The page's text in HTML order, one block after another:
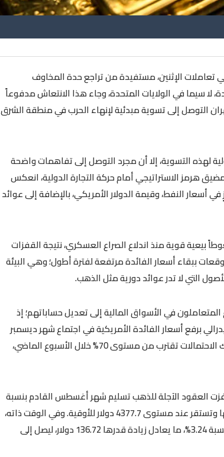
الإثنين، مستفيدة من تراجع حدة المخاوف
لا سيما في الولايات المتحدة، وجاء هذا الانتعاش مدفوعاً
التوصل إلى تسوية مبدئية لإنهاء الحرب في منطقة الشرق
لهذه التسوية، إلا أن مجرد التوصل إلى تفاهمات واضحة
هرمز الاستراتيجي أمام حركة التجارة الدولية، انعكس
النفط، وقيمة الدولار الأمريكي، بالإضافة إلى عوائد
بيعية قوية منذ اندلاع الصراع العسكري، نتيجة القفزات
ببقاء أسعار الفائدة مرتفعة لفترة أطول؛ وهي البيئة
التي لا تدر عوائد دورية مثل الذهب.
في الأسواق المالية إلى تعديل حساباتهم؛ إذ
برفع أسعار الفائدة الأمريكية في اجتماع شهر ديسمبر
المقبل لتصل إلى قرابة 52.5%، بعد أن كانت تلك الاحتمالات تقترب من مستوى 70% خلال الأسبوع الماضي،
العقود الآجلة للذهب تسليم شهر أغسطس القادم بنسبة
بلغت 3.28%، لتضيف نحو 138.9 دولار إلى قيمتها وتستقر عند مستوى 4377.7 دولار للأوقية. وفي الوقت ذاته،
سجل السعر الفوري للمعدن الأصفر صعوداً بنسبة 3.24%، ما يعادل زيادة قدرها 136.72 دولار، ليصل إلى